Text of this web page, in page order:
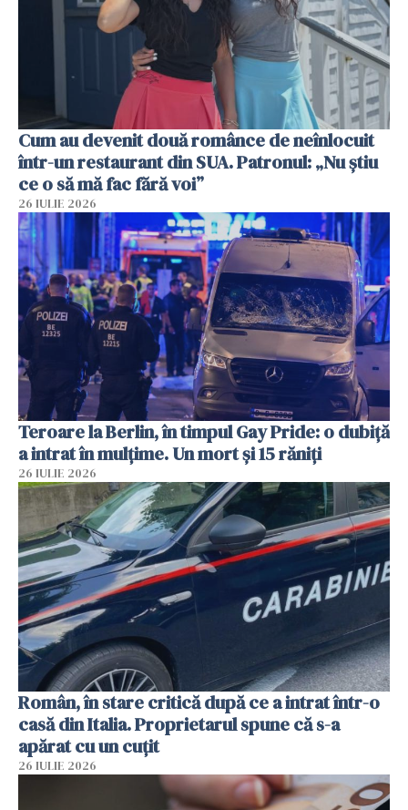
Cum au devenit două românce de neînlocuit
într-un restaurant din SUA. Patronul: „Nu știu
ce o să mă fac fără voi”
26 IULIE 2026
Teroare la Berlin, în timpul Gay Pride: o dubiță
a intrat în mulțime. Un mort și 15 răniți
26 IULIE 2026
Român, în stare critică după ce a intrat într-o
casă din Italia. Proprietarul spune că s-a
apărat cu un cuțit
26 IULIE 2026